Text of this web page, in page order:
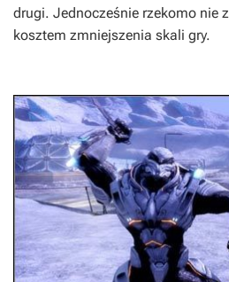
drugi. Jednocześnie rzekomo nie
kosztem zmniejszenia skali gry.